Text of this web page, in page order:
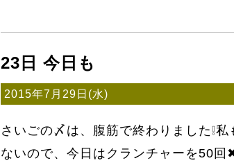
23日 今日も
2015年7月29日(水)
さいごの〆は、腹筋で終わりました❕
ないので、今日はクランチャーを50